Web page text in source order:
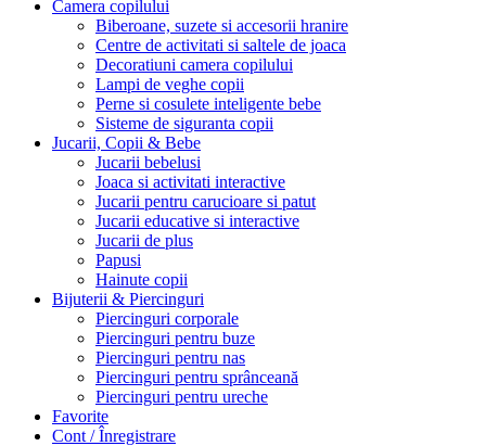
Camera copilului
Biberoane, suzete si accesorii hranire
Centre de activitati si saltele de joaca
Decoratiuni camera copilului
Lampi de veghe copii
Perne si cosulete inteligente bebe
Sisteme de siguranta copii
Jucarii, Copii & Bebe
Jucarii bebelusi
Joaca si activitati interactive
Jucarii pentru carucioare si patut
Jucarii educative si interactive
Jucarii de plus
Papusi
Hainute copii
Bijuterii & Piercinguri
Piercinguri corporale
Piercinguri pentru buze
Piercinguri pentru nas
Piercinguri pentru sprânceană
Piercinguri pentru ureche
Favorite
Cont / Înregistrare